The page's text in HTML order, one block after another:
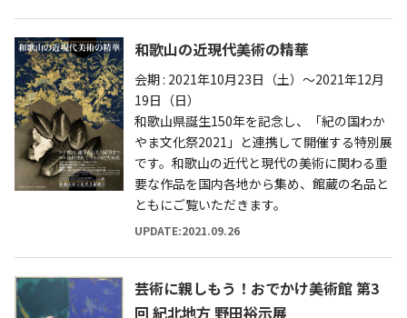
和歌山の近現代美術の精華
会期 : 2021年10月23日（土）～2021年12月
19日（日）
和歌山県誕生150年を記念し、「紀の国わか
やま文化祭2021」と連携して開催する特別展
です。和歌山の近代と現代の美術に関わる重
要な作品を国内各地から集め、館蔵の名品と
ともにご覧いただきます。
UPDATE:2021.09.26
芸術に親しもう！おでかけ美術館 第3
回 紀北地方 野田裕示展